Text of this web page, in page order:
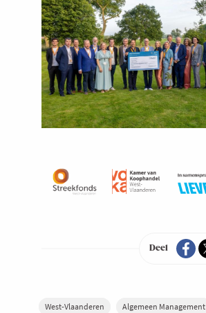
Deel
West-Vlaanderen Algemeen Management